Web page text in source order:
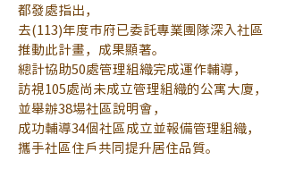
都發處指出，
去(113)年度市府已委託專業團隊深入社區
推動此計畫，成果顯著。
總計協助50處管理組織完成運作輔導，
訪視105處尚未成立管理組織的公寓大廈，
並舉辦38場社區說明會，
成功輔導34個社區成立並報備管理組織，
攜手社區住戶共同提升居住品質。